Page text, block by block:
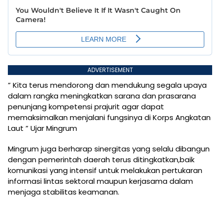
ADVERTISEMENT
” Kita terus mendorong dan mendukung segala upaya
dalam rangka meningkatkan sarana dan prasarana
penunjang kompetensi prajurit agar dapat
memaksimalkan menjalani fungsinya di Korps Angkatan
Laut ” Ujar Mingrum
Mingrum juga berharap sinergitas yang selalu dibangun
dengan pemerintah daerah terus ditingkatkan,baik
komunikasi yang intensif untuk melakukan pertukaran
informasi lintas sektoral maupun kerjasama dalam
menjaga stabilitas keamanan.